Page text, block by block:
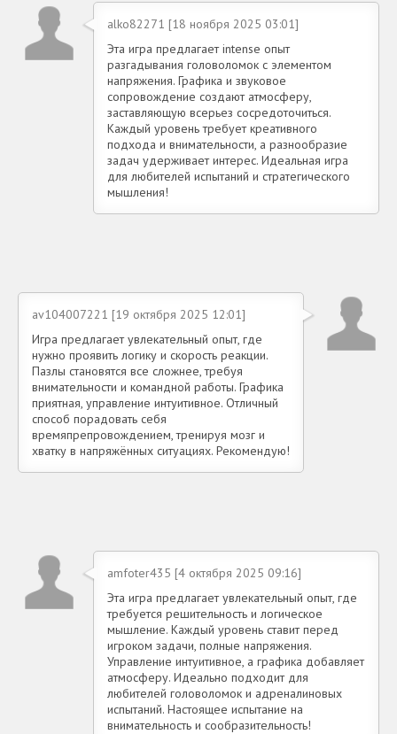
alko82271 [18 ноября 2025 03:01]
Эта игра предлагает intense опыт
разгадывания головоломок с элементом
напряжения. Графика и звуковое
сопровождение создают атмосферу,
заставляющую всерьез сосредоточиться.
Каждый уровень требует креативного
подхода и внимательности, а разнообразие
задач удерживает интерес. Идеальная игра
для любителей испытаний и стратегического
мышления!
av104007221 [19 октября 2025 12:01]
Игра предлагает увлекательный опыт, где
нужно проявить логику и скорость реакции.
Пазлы становятся все сложнее, требуя
внимательности и командной работы. Графика
приятная, управление интуитивное. Отличный
способ порадовать себя
времяпрепровождением, тренируя мозг и
хватку в напряжённых ситуациях. Рекомендую!
amfoter435 [4 октября 2025 09:16]
Эта игра предлагает увлекательный опыт, где
требуется решительность и логическое
мышление. Каждый уровень ставит перед
игроком задачи, полные напряжения.
Управление интуитивное, а графика добавляет
атмосферу. Идеально подходит для
любителей головоломок и адреналиновых
испытаний. Настоящее испытание на
внимательность и сообразительность!